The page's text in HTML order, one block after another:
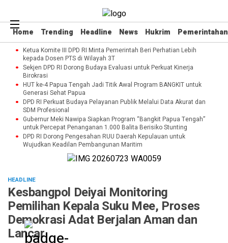
Home Trending Headline News Hukrim Pemerintahan
Ketua Komite III DPD RI Minta Pemerintah Beri Perhatian Lebih
kepada Dosen PTS di Wilayah 3T
Sekjen DPD RI Dorong Budaya Evaluasi untuk Perkuat Kinerja
Birokrasi
HUT ke-4 Papua Tengah Jadi Titik Awal Program BANGKIT untuk
Generasi Sehat Papua
DPD RI Perkuat Budaya Pelayanan Publik Melalui Data Akurat dan
SDM Profesional
Gubernur Meki Nawipa Siapkan Program “Bangkit Papua Tengah”
untuk Percepat Penanganan 1.000 Balita Berisiko Stunting
DPD RI Dorong Pengesahan RUU Daerah Kepulauan untuk
Wujudkan Keadilan Pembangunan Maritim
HEADLINE
Kesbangpol Deiyai Monitoring
Pemilihan Kepala Suku Mee, Proses
Demokrasi Adat Berjalan Aman dan
Lancar